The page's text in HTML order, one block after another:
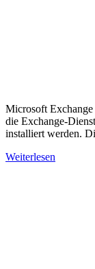
Microsoft Exchange
die Exchange-
installiert werden.
Weiterlesen